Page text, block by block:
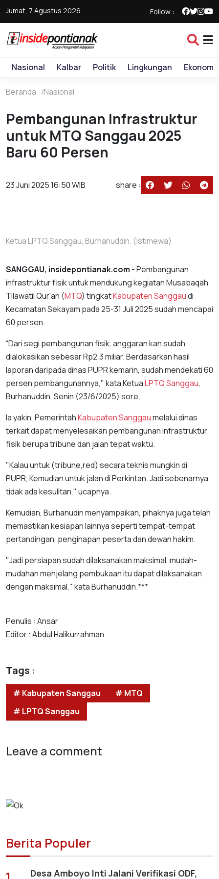
Jumat, 7 Agustus 2026 Follow :
Nasional Kalbar Politik Lingkungan Ekonomi
Beranda Nasional
Pembangunan Infrastruktur
untuk MTQ Sanggau 2025
Baru 60 Persen
23 Juni 2025 16:50 WIB share :
Ketua LPTQ Sanggau, Burhanuddin. (Istimewa)
SANGGAU, insidepontianak.com - Pembangunan
infrastruktur fisik untuk mendukung kegiatan Musabaqah
Tilawatil Qur'an (MTQ) tingkatKabupaten Sanggaudi
Kecamatan Sekayam pada 25-31 Juli 2025 sudah mencapai
60 persen.
“Dari segi pembangunan fisik, anggaran kan sudah
dialokasikan sebesar Rp2,3 miliar. Berdasarkan hasil
laporan daripada dinas PUPR kemarin, sudah mendekati 60
persen pembangunannya," kata KetuaLPTQ Sanggau,
Burhanuddin, Senin (23/6/2025) sore.
Ia yakin, PemerintahKabupaten Sanggaumelalui dinas
terkait dapat menyelesaikan pembangunan infrastruktur
fisik berupa tribune dan jalan tepat waktu.
"Kalau untuk (tribune,red) secara teknis mungkin di
PUPR, Kemudian untuk jalan di Perkintan. Jadi sebenarnya
tidak ada kesulitan," ucapnya.
Kemudian, Burhanudin menyampaikan, pihaknya juga telah
memastikan kesiapan lainnya seperti tempat-tempat
pertandingan, penginapan peserta dan dewan hakim.
"Jadi persiapan sudah dilaksanakan maksimal, mudah-
mudahan menjelang pembukaan itu dapat dilaksanakan
dengan maksimal," kata Burhanuddin.***
Penulis : Ansar
Editor : Abdul Halikurrahman
Tags :
# Kabupaten Sanggau
# MTQ
# LPTQ Sanggau
Leave a comment
Berita Populer
Desa Amboyo Inti Jalani Verifikasi ODF,